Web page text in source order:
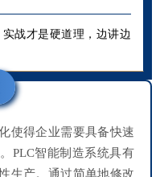
战才是硬道理，边讲边
使得企业需要具备快速
PLC智能制造系统具有
生产。通过简单地修改